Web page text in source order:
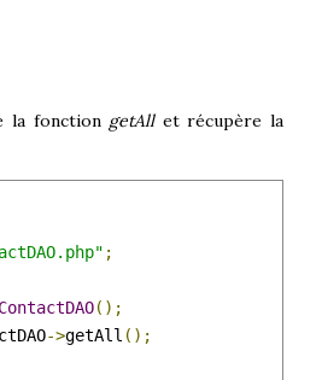
la fonction getAllet récupère la
;
ContactDAO();
->getAll ();